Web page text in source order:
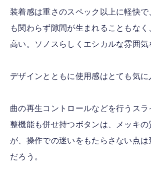
装着感は重さのスペック以上に軽快で
も関わらず隙間が生まれることもな
高い。ソノスらしくエシカルな雰囲気
デザインとともに使用感はとても気に
曲の再生コントロールなどを行うス
整機能も併せ持つボタンは、メッキ
が、操作での迷いをもたらさない点
だろう。